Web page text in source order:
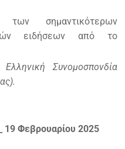
των σημαντικότερων
ειδήσεων από το
Συνομοσπονδία
19 Φεβρουαρίου 2025